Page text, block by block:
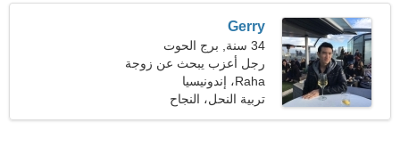
Gerry
34 سنة, برج الحوت
رجل أعزب يبحث عن زوجة
Raha، إندونيسيا
تربية النحل، النجاح